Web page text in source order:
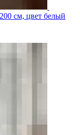
см, цвет белый